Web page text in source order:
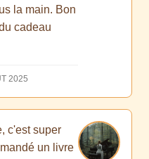
la main. Bon
cadeau
2025
c'est super
un livre